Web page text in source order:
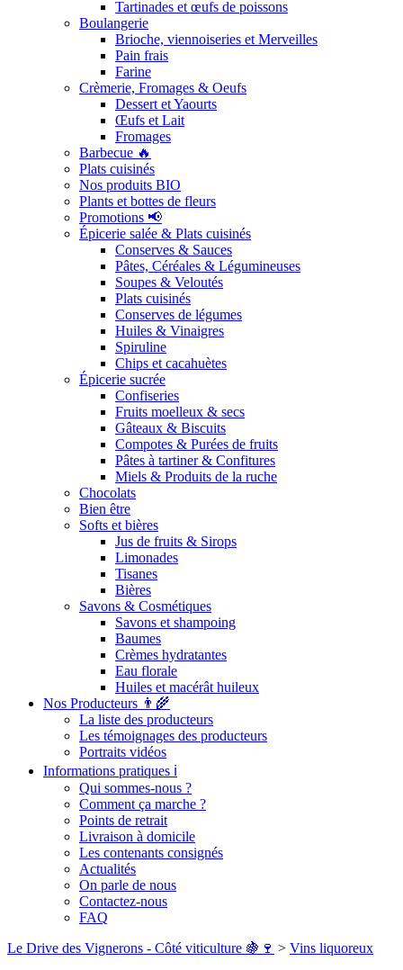
Tartinades et œufs de poissons
Boulangerie
Brioche, viennoiseries et Merveilles
Pain frais
Farine
Crèmerie, Fromages & Oeufs
Dessert et Yaourts
Œufs et Lait
Fromages
Barbecue 🔥
Plats cuisinés
Nos produits BIO
Plants et bottes de fleurs
Promotions 📢
Épicerie salée & Plats cuisinés
Conserves & Sauces
Pâtes, Céréales & Légumineuses
Soupes & Veloutés
Plats cuisinés
Conserves de légumes
Huiles & Vinaigres
Spiruline
Chips et cacahuètes
Épicerie sucrée
Confiseries
Fruits moelleux & secs
Gâteaux & Biscuits
Compotes & Purées de fruits
Pâtes à tartiner & Confitures
Miels & Produits de la ruche
Chocolats
Bien être
Softs et bières
Jus de fruits & Sirops
Limonades
Tisanes
Bières
Savons & Cosmétiques
Savons et shampoing
Baumes
Crèmes hydratantes
Eau florale
Huiles et macérât huileux
Nos Producteurs 👨‍🌾
La liste des producteurs
Les témoignages des producteurs
Portraits vidéos
Informations pratiques ℹ️
Qui sommes-nous ?
Comment ça marche ?
Points de retrait
Livraison à domicile
Les contenants consignés
Actualités
On parle de nous
Contactez-nous
FAQ
Le Drive des Vignerons - Côté viticulture 🍇🍷 > Vins liquoreux